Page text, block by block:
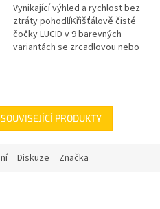
Vynikající výhled a rychlost bez
ztráty pohodlíKřišťálově čisté
čočky LUCID v 9 barevných
variantách se zrcadlovou nebo
PRODUKTY
Diskuze Značka